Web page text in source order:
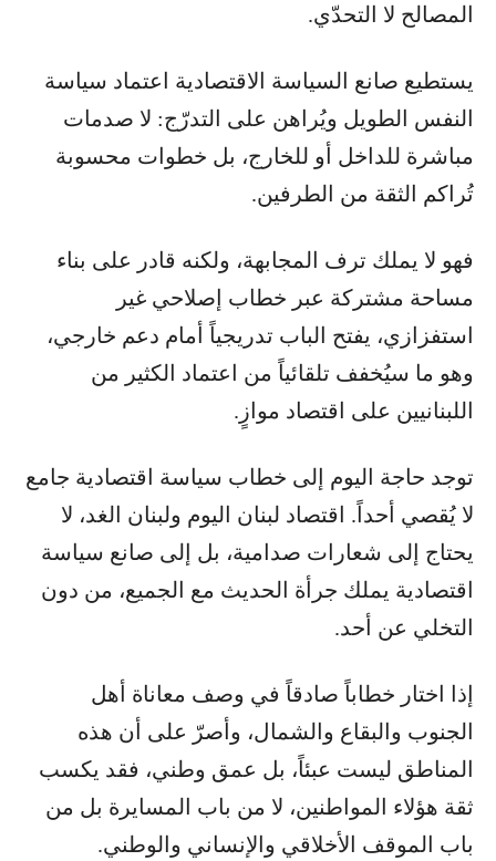
المصالح لا التحدّي.
يستطيع صانع السياسة الاقتصادية اعتماد سياسة
النفس الطويل ويُراهن على التدرّج: لا صدمات
مباشرة للداخل أو للخارج، بل خطوات محسوبة
تُراكم الثقة من الطرفين.
فهو لا يملك ترف المجابهة، ولكنه قادر على بناء
مساحة مشتركة عبر خطاب إصلاحي غير
استفزازي، يفتح الباب تدريجياً أمام دعم خارجي،
وهو ما سيُخفف تلقائياً من اعتماد الكثير من
اللبنانيين على اقتصاد موازٍ.
توجد حاجة اليوم إلى خطاب سياسة اقتصادية جامع
لا يُقصي أحداً. اقتصاد لبنان اليوم ولبنان الغد، لا
يحتاج إلى شعارات صدامية، بل إلى صانع سياسة
اقتصادية يملك جرأة الحديث مع الجميع، من دون
التخلي عن أحد.
إذا اختار خطاباً صادقاً في وصف معاناة أهل
الجنوب والبقاع والشمال، وأصرّ على أن هذه
المناطق ليست عبئاً، بل عمق وطني، فقد يكسب
ثقة هؤلاء المواطنين، لا من باب المسايرة بل من
باب الموقف الأخلاقي والإنساني والوطني.